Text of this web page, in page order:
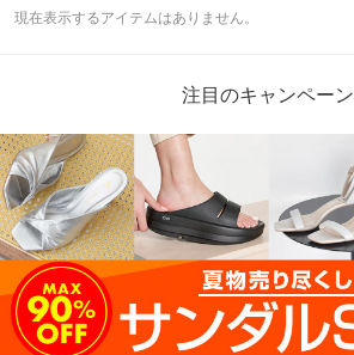
現在表示するアイテムはありません。
注目のキャンペーン